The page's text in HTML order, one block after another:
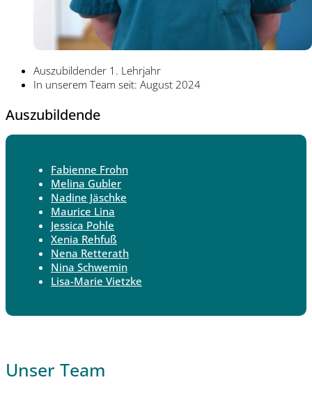
Auszubildender 1. Lehrjahr
In unserem Team seit: August 2024
Auszubildende
Fabienne Frohn
Melina Gubler
Nadine Jäschke
Maurice Lina
Jessica Pohle
Xenia Rehfuß
Nena Retterath
Nina Schwemin
Lisa-Marie Vietzke
Unser Team